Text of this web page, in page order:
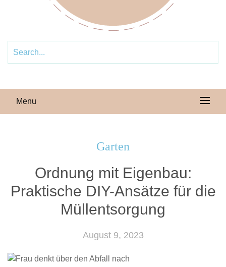
Menu
Garten
Ordnung mit Eigenbau:
Praktische DIY-Ansätze für die
Müllentsorgung
August 9, 2023